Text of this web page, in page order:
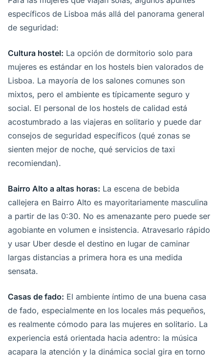
específicos de Lisboa más allá del panorama general
de seguridad:
Cultura hostel: La opción de dormitorio solo para
mujeres es estándar en los hostels bien valorados de
Lisboa. La mayoría de los salones comunes son
mixtos, pero el ambiente es típicamente seguro y
social. El personal de los hostels de calidad está
acostumbrado a las viajeras en solitario y puede dar
consejos de seguridad específicos (qué zonas se
sienten mejor de noche, qué servicios de taxi
recomiendan).
Bairro Alto a altas horas: La escena de bebida
callejera en Bairro Alto es mayoritariamente masculina
a partir de las 0:30. No es amenazante pero puede ser
agobiante en volumen e insistencia. Atravesarlo rápido
y usar Uber desde el destino en lugar de caminar
largas distancias a primera hora es una medida
sensata.
Casas de fado: El ambiente íntimo de una buena casa
de fado, especialmente en los locales más pequeños,
es realmente cómodo para las mujeres en solitario. La
experiencia está orientada hacia adentro: la música
acapara la atención y la dinámica social gira en torno